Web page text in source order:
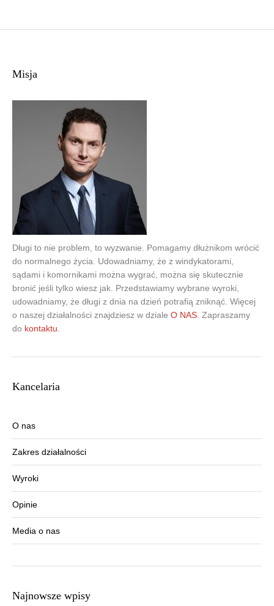
Misja
Długi to nie problem, to wyzwanie. Pomagamy dłużnikom wrócić
do normalnego życia. Udowadniamy, że z windykatorami,
sądami i komornikami można wygrać, można się skutecznie
bronić jeśli tylko wiesz jak. Przedstawiamy wybrane wyroki,
udowadniamy, że długi z dnia na dzień potrafią zniknąć. Więcej
o naszej działalności znajdziesz w dziale O NAS . Zapraszamy
do kontaktu
Kancelaria
O nas
Zakres działalności
Wyroki
Opinie
Media o nas
Najnowsze wpisy